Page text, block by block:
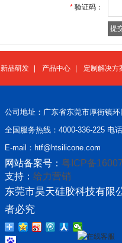
* 验证码：
新品研发 产品中心 定制解决方
公司地址：广东省东莞市厚街镇
全国服务热线：4000-336-225 电
E-mail：htf@htsilicone.com
网站备案号： 粤ICP备
支持： 给力营销
东莞市昊天硅胶科技有限
者必究
在线客服